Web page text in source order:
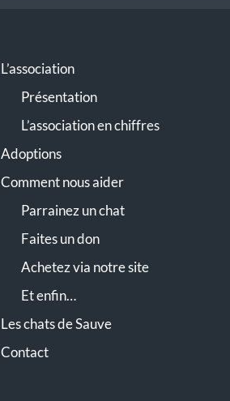
L’association
Présentation
L’association en chiffres
Adoptions
Comment nous aider
Parrainez un chat
Faites un don
Achetez via notre site
Et enfin…
Les chats de Sauve
Contact